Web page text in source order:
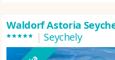
Waldorf Astoria
***** | Seychely